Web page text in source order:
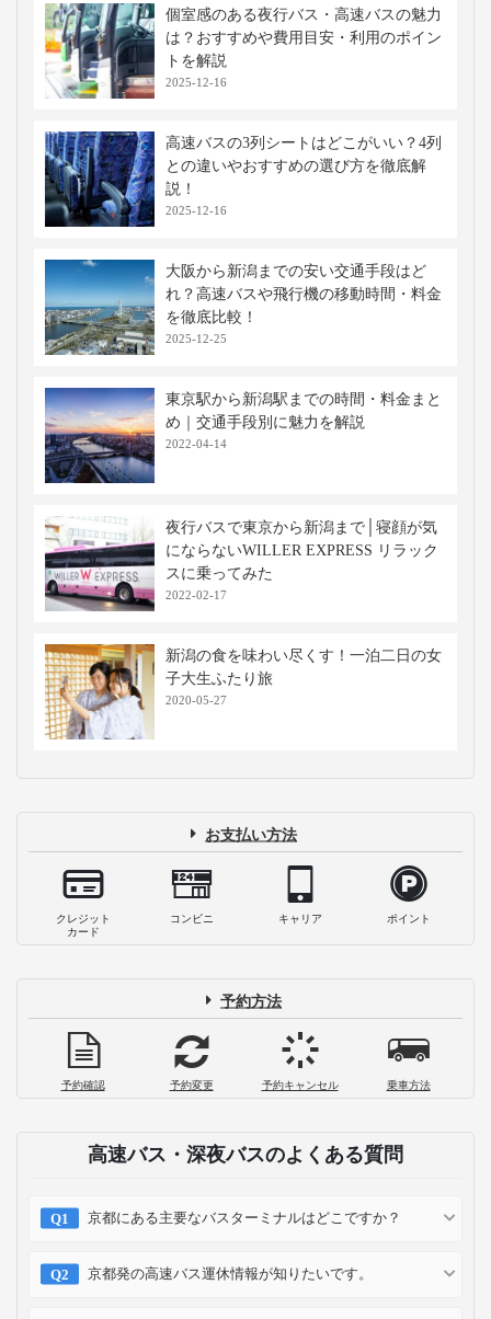
個室感のある夜行バス・高速バスの魅力
は？おすすめや費用目安・利用のポイン
トを解説
2025-12-16
高速バスの3列シートはどこがいい？4列
との違いやおすすめの選び方を徹底解
説！
2025-12-16
大阪から新潟までの安い交通手段はど
れ？高速バスや飛行機の移動時間・料金
を徹底比較！
2025-12-25
東京駅から新潟駅までの時間・料金まと
め｜交通手段別に魅力を解説
2022-04-14
夜行バスで東京から新潟まで│寝顔が気
にならないWILLER EXPRESS リラック
スに乗ってみた
2022-02-17
新潟の食を味わい尽くす！一泊二日の女
子大生ふたり旅
2020-05-27
お支払い方法
クレジット
カード
コンビニ キャリア ポイント
予約方法
予約確認 予約変更 予約キャンセル 乗車方法
高速バス・深夜バスのよくある質問
京都にある主要なバスターミナルはどこですか？
京都発の高速バス運休情報が知りたいです。